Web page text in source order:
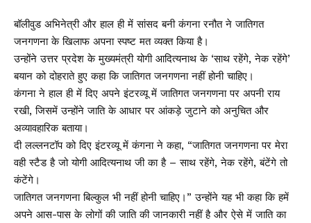
बॉलीवुड अभिनेत्री और हाल ही में सांसद बनी कंगना रनौत ने जातिगत
जनगणना के खिलाफ अपना स्पष्ट मत व्यक्त किया है।
उन्होंने उत्तर प्रदेश के मुख्यमंत्री योगी आदित्यनाथ के ‘साथ रहेंगे, नेक रहेंगे’
बयान को दोहराते हुए कहा कि जातिगत जनगणना नहीं होनी चाहिए।
कंगना ने हाल ही में दिए अपने इंटरव्यू में जातिगत जनगणना पर अपनी राय
रखी, जिसमें उन्होंने जाति के आधार पर आंकड़े जुटाने को अनुचित और
अव्यावहारिक बताया।
दी लल्लनटॉप को दिए इंटरव्यू में कंगना ने कहा, “जातिगत जनगणना पर मेरा
वही स्टैड है जो योगी आदित्यनाथ जी का है – साथ रहेंगे, नेक रहेंगे, बंटेंगे तो
कंटेंगे।
जातिगत जनगणना बिल्कुल भी नहीं होनी चाहिए।” उन्होंने यह भी कहा कि हमें
अपने आस-पास के लोगों की जाति की जानकारी नहीं है और ऐसे में जाति का